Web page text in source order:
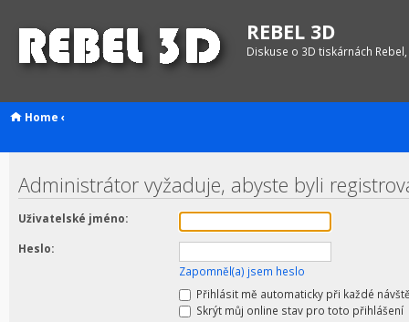
REBEL 3D
Diskuse o 3D tiskárnách
Home ‹
Administrátor vyžaduje, abyste byli
Uživatelské jméno:
Heslo:
Zapomněl(a) jsem heslo
Přihlásit mě automaticky při každé
Skrýt můj online stav pro toto přihlášení